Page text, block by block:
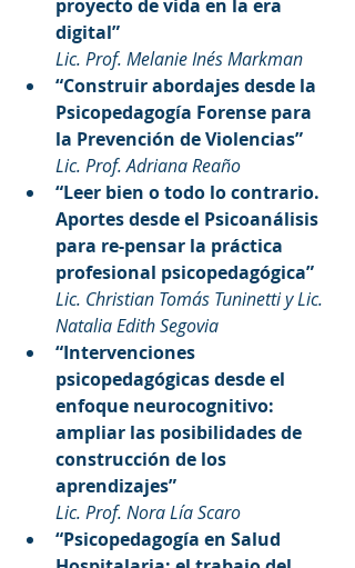
proyecto de vida en la era
digital”
Lic. Prof. Melanie Inés Markman
“Construir abordajes desde la
Psicopedagogía Forense para
la Prevención de Violencias”
Lic. Prof. Adriana Reaño
“Leer bien o todo lo contrario.
Aportes desde el Psicoanálisis
para re-pensar la práctica
profesional psicopedagógica”
Lic. Christian Tomás Tuninetti y Lic.
Natalia Edith Segovia
“Intervenciones
psicopedagógicas desde el
enfoque neurocognitivo:
ampliar las posibilidades de
construcción de los
aprendizajes”
Lic. Prof. Nora Lía Scaro
“Psicopedagogía en Salud